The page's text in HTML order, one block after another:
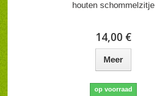
houten schommelzitje
14,00 €
Meer
op voorraad